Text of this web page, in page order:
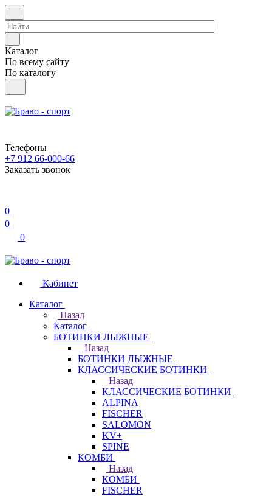
Каталог
По всему сайту
По каталогу
Телефоны
+7 912 66-000-66
Заказать звонок
0
0
0
Кабинет
Каталог
Назад
Каталог
БОТИНКИ ЛЫЖНЫЕ
Назад
БОТИНКИ ЛЫЖНЫЕ
КЛАССИЧЕСКИЕ БОТИНКИ
Назад
КЛАССИЧЕСКИЕ БОТИНКИ
ALPINA
FISCHER
SALOMON
KV+
SPINE
КОМБИ
Назад
КОМБИ
FISCHER